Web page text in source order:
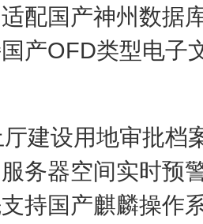
配国产神州数据
产OFD类型电子
建设用地审批档
务器空间实时预
持国产麒麟操作